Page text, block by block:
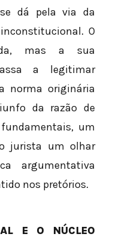
dá pela via da
O
mas a sua
a legitimar
norma originária
da razão de
um
jurista um olhar
argumentativa
nos pretórios.
E O NÚCLEO